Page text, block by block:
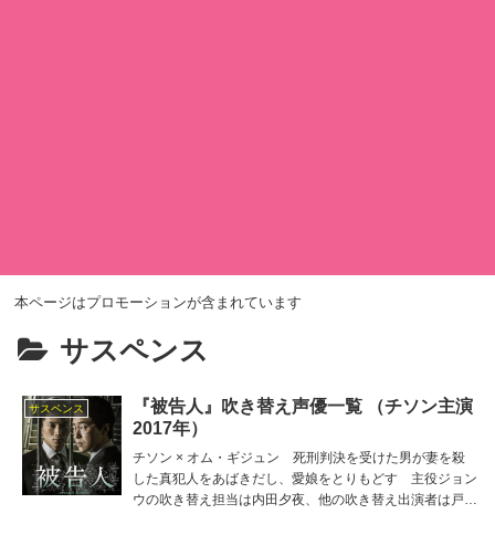
本ページはプロモーションが含まれています
サスペンス
サスペンス
『被告人』吹き替え声優一覧 （チソン主演
2017年）
チソン × オム・ギジュン 死刑判決を受けた男が妻を殺
した真犯人をあばきだし、愛娘をとりもどす 主役ジョン
ウの吹き替え担当は内田夕夜、他の吹き替え出演者は戸田